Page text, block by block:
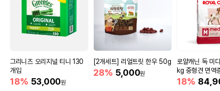
그리니즈 오리지널 티니 130
개입
18% 53,000원
[2개세트] 리얼트릿 한우 50g
28% 5,000원
로얄캐닌 독 미
kg 중형견 면역
18%